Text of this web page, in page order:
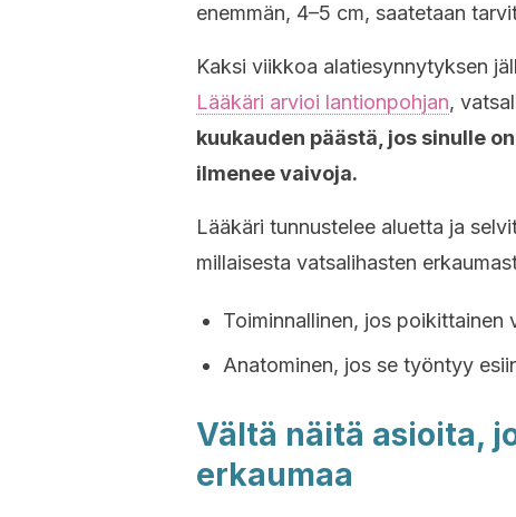
enemmän, 4–5 cm, saatetaan
Kaksi viikkoa alatiesynnytyksen
Lääkäri arvioi lantionpohjan,
kuukauden päästä, jos sinulle
ilmenee vaivoja.
Lääkäri tunnustelee aluetta ja
millaisesta vatsalihasten
Toiminnallinen, jos poikittainen
Anatominen, jos se työntyy
Vältä näitä asioita,
erkaumaa